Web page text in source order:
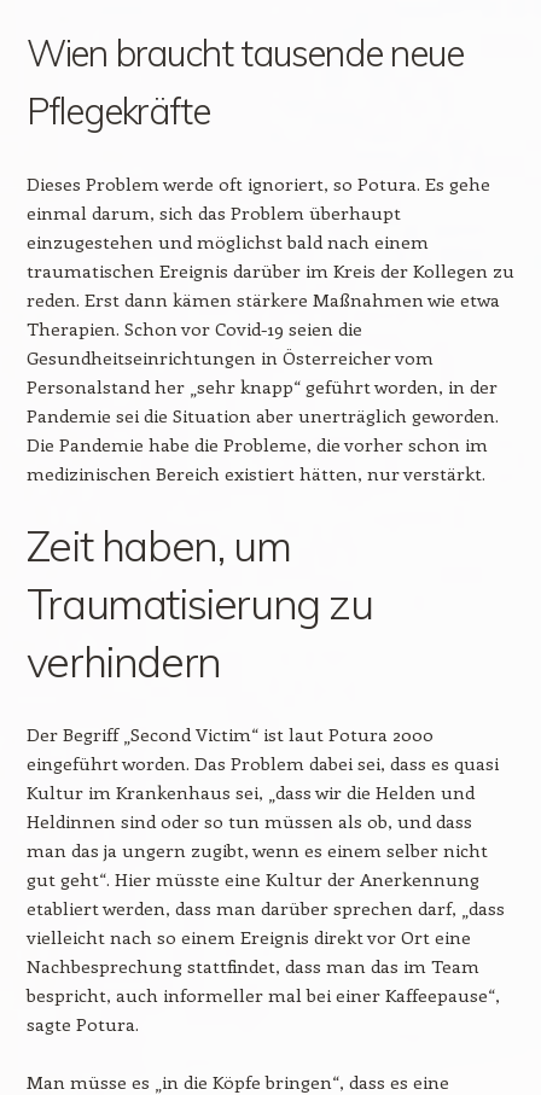
Wien braucht tausende neue
Pflegekräfte
Dieses Problem werde oft ignoriert, so Potura. Es gehe
einmal darum, sich das Problem überhaupt
einzugestehen und möglichst bald nach einem
traumatischen Ereignis darüber im Kreis der Kollegen zu
reden. Erst dann kämen stärkere Maßnahmen wie etwa
Therapien. Schon vor Covid-19 seien die
Gesundheitseinrichtungen in Österreicher vom
Personalstand her „sehr knapp“ geführt worden, in der
Pandemie sei die Situation aber unerträglich geworden.
Die Pandemie habe die Probleme, die vorher schon im
medizinischen Bereich existiert hätten, nur verstärkt.
Zeit haben, um
Traumatisierung zu
verhindern
Der Begriff „Second Victim“ ist laut Potura 2000
eingeführt worden. Das Problem dabei sei, dass es quasi
Kultur im Krankenhaus sei, „dass wir die Helden und
Heldinnen sind oder so tun müssen als ob, und dass
man das ja ungern zugibt, wenn es einem selber nicht
gut geht“. Hier müsste eine Kultur der Anerkennung
etabliert werden, dass man darüber sprechen darf, „dass
vielleicht nach so einem Ereignis direkt vor Ort eine
Nachbesprechung stattfindet, dass man das im Team
bespricht, auch informeller mal bei einer Kaffeepause“,
sagte Potura.
Man müsse es „in die Köpfe bringen“, dass es eine